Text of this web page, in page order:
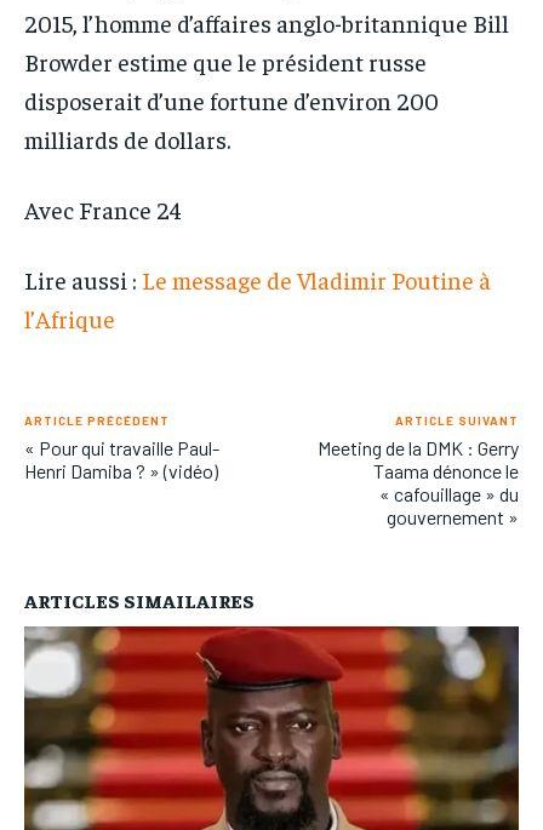
2015, l’homme d’affaires anglo-britannique Bill
Browder estime que le président russe
disposerait d’une fortune d’environ 200
milliards de dollars.
Avec France 24
Lire aussi : Le message de Vladimir Poutine à
l’Afrique
ARTICLE PRÉCÉDENT
« Pour qui travaille Paul-
Henri Damiba ? » (vidéo)
ARTICLE SUIVANT
Meeting de la DMK : Gerry
Taama dénonce le
« cafouillage » du
gouvernement »
ARTICLES SIMAILAIRES